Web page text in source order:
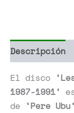
Descripción
El disco
1987-1991’
de ‘Pere Ubu’